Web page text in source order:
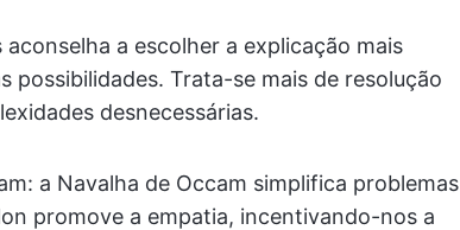
a escolher a explicação mais
Trata-se mais de resolução
desnecessárias.
a Navalha de Occam simplifica problemas
promove a empatia, incentivando-nos a